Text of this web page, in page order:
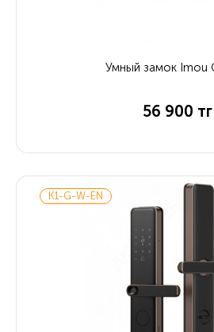
Умный замок Imou
56 900 тг
K1-G-W-EN